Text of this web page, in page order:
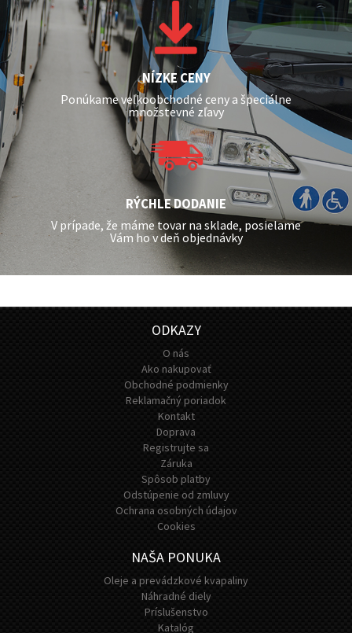
NÍZKE CENY
Ponúkame veľkoobchodné ceny a špeciálne
množstevné zľavy
RÝCHLE DODANIE
V prípade, že máme tovar na sklade, posielame
Vám ho v deň objednávky
ODKAZY
O nás
Ako nakupovať
Obchodné podmienky
Reklamačný poriadok
Kontakt
Doprava
Registrujte sa
Záruka
Spôsob platby
Odstúpenie od zmluvy
Ochrana osobných údajov
Cookies
NAŠA PONUKA
Oleje a prevádzkové kvapaliny
Náhradné diely
Príslušenstvo
Katalóg